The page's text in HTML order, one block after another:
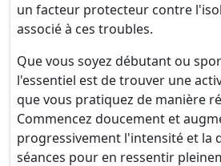
un facteur protecteur contre
associé à ces troubles.
Que vous soyez débutant ou
l'essentiel est de trouver une
que vous pratiquez de manière
Commencez doucement et
progressivement l'intensité et la
séances pour en ressentir